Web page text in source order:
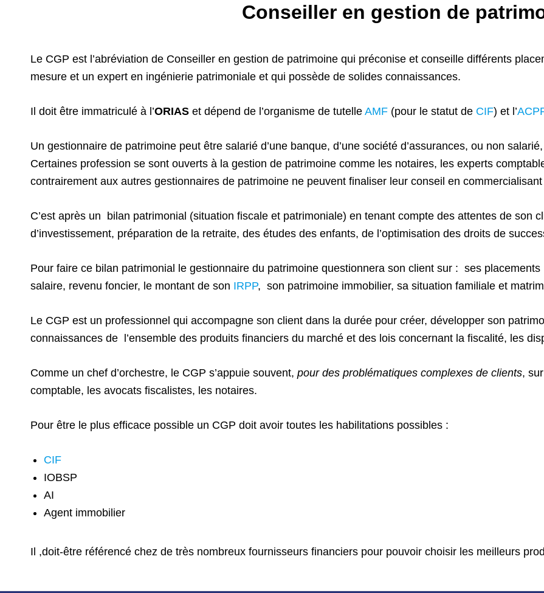
Conseiller en gestion de
Le CGP est l’abréviation de Conseiller en gestion de patrimoine qui préconise et conseille différents
mesure et un expert en ingénierie patrimoniale et qui possède de solides connaissances.
Il doit être immatriculé à l’ORIAS et dépend de l’organisme de tutelle AMF (pour le statut de CIF) et l’
Un gestionnaire de patrimoine peut être salarié d’une banque, d’une société d’assurances, ou non
Certaines profession se sont ouverts à la gestion de patrimoine comme les notaires, les experts
contrairement aux autres gestionnaires de patrimoine ne peuvent finaliser leur conseil en
C’est après un bilan patrimonial (situation fiscale et patrimoniale) en tenant compte des attentes de son
d’investissement, préparation de la retraite, des études des enfants, de l’optimisation des droits de
Pour faire ce bilan patrimonial le gestionnaire du patrimoine questionnera son client sur : ses placements
salaire, revenu foncier, le montant de son IRPP, son patrimoine immobilier, sa situation familiale et
Le CGP est un professionnel qui accompagne son client dans la durée pour créer, développer son
connaissances de l’ensemble des produits financiers du marché et des lois concernant la fiscalité, les
Comme un chef d’orchestre, le CGP s’appuie souvent, pour des problématiques complexes de clients,
comptable, les avocats fiscalistes, les notaires.
Pour être le plus efficace possible un CGP doit avoir toutes les habilitations possibles :
CIF
IOBSP
AI
Agent immobilier
Il ,doit-être référencé chez de très nombreux fournisseurs financiers pour pouvoir choisir les meilleurs